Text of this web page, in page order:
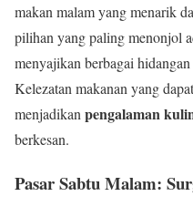
makan malam yang menarik
pilihan yang paling menonjol
menyajikan berbagai
Kelezatan makanan yang
menjadikan pengalaman
berkesan.
Pasar Sabtu Malam: